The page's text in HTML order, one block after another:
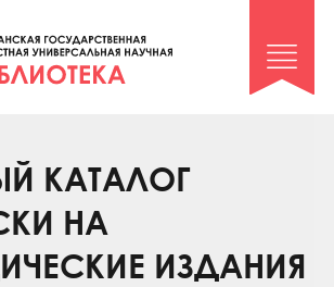
и сельдерей»
архив»
КАТАЛОГ
НА
ИЗДАНИЯ